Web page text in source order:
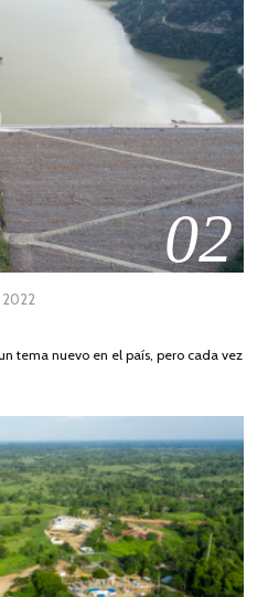
02
2022
DE
tema nuevo en el país, pero cada vez